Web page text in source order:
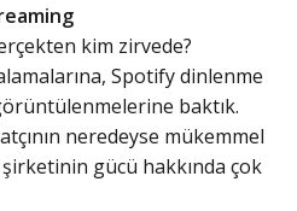
kim zirvede?
Spotify dinlenme
baktık.
neredeyse mükemmel
gücü hakkında çok